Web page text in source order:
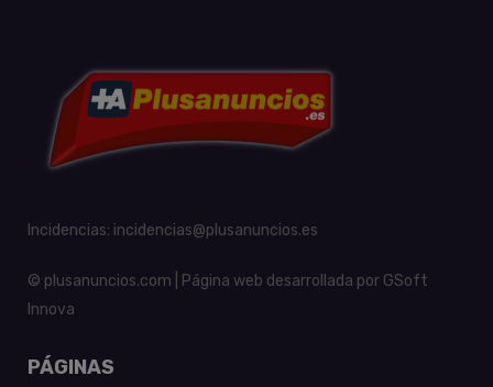
Incidencias: incidencias@plusanuncios.es
© plusanuncios.com | Página web desarrollada por GSoft
Innova
PÁGINAS